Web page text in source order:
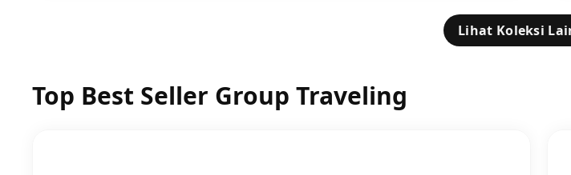
Lihat Koleksi
Top Best Seller Group Traveling